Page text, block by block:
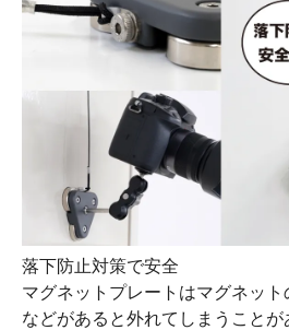
落下防止対策で安全
マグネットプレートはマグネッ
などがあると外れてしまうことが